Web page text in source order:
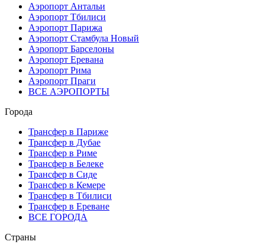
Аэропорт Антальи
Аэропорт Тбилиси
Аэропорт Парижа
Аэропорт Стамбула Новый
Аэропорт Барселоны
Аэропорт Еревана
Аэропорт Рима
Аэропорт Праги
ВСЕ АЭРОПОРТЫ
Города
Трансфер в Париже
Трансфер в Дубае
Трансфер в Риме
Трансфер в Белеке
Трансфер в Сиде
Трансфер в Кемере
Трансфер в Тбилиси
Трансфер в Ереване
ВСЕ ГОРОДА
Страны